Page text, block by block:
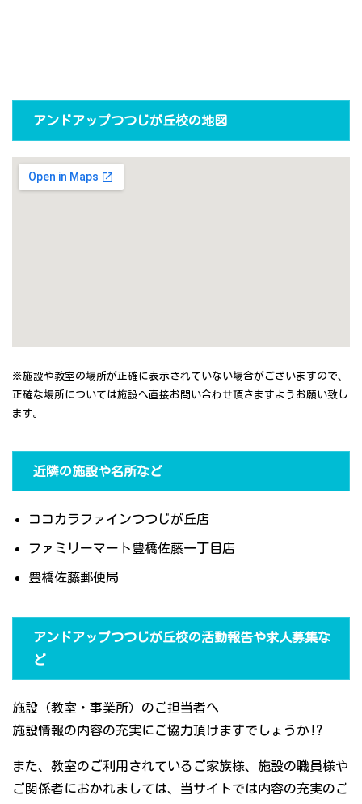
アンドアップつつじが丘校の地図
※施設や教室の場所が正確に表示されていない場合がございますので、
正確な場所については施設へ直接お問い合わせ頂きますようお願い致し
ます。
近隣の施設や名所など
ココカラファインつつじが丘店
ファミリーマート豊橋佐藤一丁目店
豊橋佐藤郵便局
アンドアップつつじが丘校の活動報告や求人募集な
ど
施設（教室・事業所）のご担当者へ
施設情報の内容の充実にご協力頂けますでしょうか!?
また、教室のご利用されているご家族様、施設の職員様や
ご関係者におかれましては、当サイトでは内容の充実のご